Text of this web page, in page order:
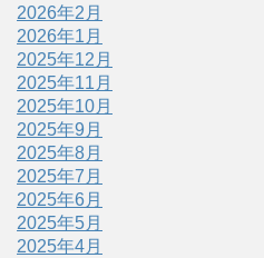
2026年2月
2026年1月
2025年12月
2025年11月
2025年10月
2025年9月
2025年8月
2025年7月
2025年6月
2025年5月
2025年4月